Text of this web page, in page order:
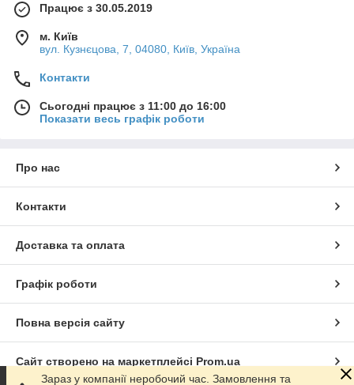
Працює з 30.05.2019
м. Київ
вул. Кузнєцова, 7, 04080, Київ, Україна
Контакти
Сьогодні працює з 11:00 до 16:00
Показати весь графік роботи
Про нас
Контакти
Доставка та оплата
Графік роботи
Повна версія сайту
Сайт створено на маркетплейсі Prom.ua
Зараз у компанії неробочий час. Замовлення та